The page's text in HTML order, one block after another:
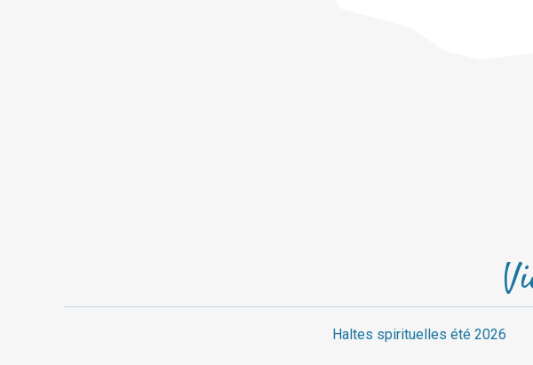
Haltes spirituelles été 2026